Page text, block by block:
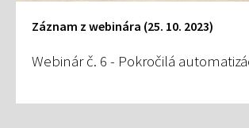
Záznam z webinára (25. 10. 2023)
Webinár č. 6 - Pokročilá